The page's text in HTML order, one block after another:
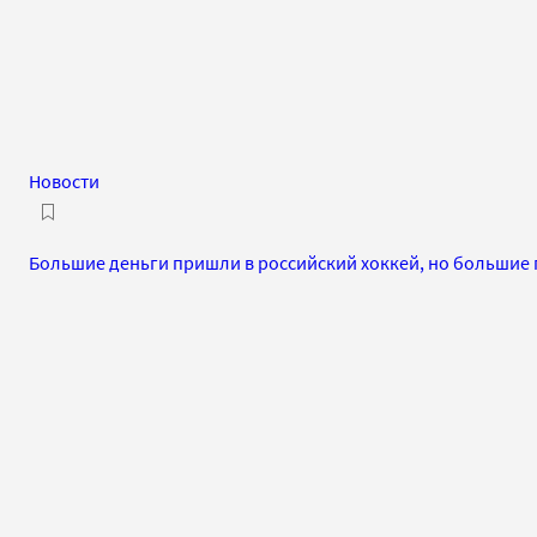
Новости
Большие деньги пришли в российский хоккей, но